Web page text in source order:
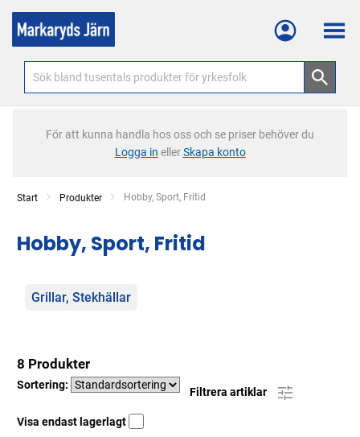
Meny
För att kunna handla hos oss och se priser behöver du
Logga in ellerSkapa konto
Start Produkter Current:
Hobby, Sport, Fritid
Hobby, Sport, Fritid
Kategorier
Grillar, Stekhällar
8 Produkter
Sortering:
Filtrera artiklar
Visa endast lagerlagt